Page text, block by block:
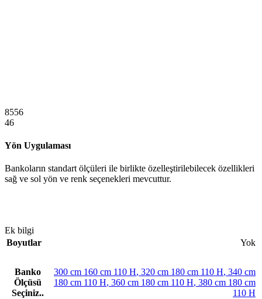
8556
46
Yön Uygulaması
Bankoların standart ölçüleri ile birlikte özelleştirilebilecek özellikleri
sağ ve sol yön ve renk seçenekleri mevcuttur.
Ek bilgi
Boyutlar
Yok
Banko
Ölçüsü
Seçiniz..
300 cm 160 cm 110 H, 320 cm 180 cm 110 H, 340 cm
180 cm 110 H, 360 cm 180 cm 110 H, 380 cm 180 cm
110 H